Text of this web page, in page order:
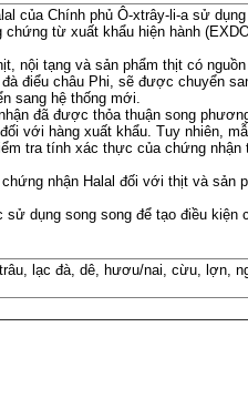
của Chính phủ Ô-xtrây-li-a sử
từ xuất khẩu hiện hành
nội tạng và sản phẩm thịt có
điểu châu Phi, sẽ được chuyển
sang hệ thống mới.
đã được thỏa thuận song
với hàng xuất khẩu. Tuy nhiên,
tra tính xác thực của chứng
nhận Halal đối với thịt và sản
dụng song song để tạo điều kiện
lạc đà, dê, hươu/nai, cừu, lợn,